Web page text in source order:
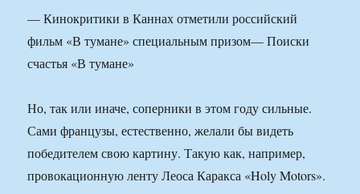
— Кинокритики в Каннах отметили российский
фильм «В тумане» специальным призом— Поиски
счастья «В тумане»
Но, так или иначе, соперники в этом году сильные.
Сами французы, естественно, желали бы видеть
победителем свою картину. Такую как, например,
провокационную ленту Леоса Каракса «Holy Motors».